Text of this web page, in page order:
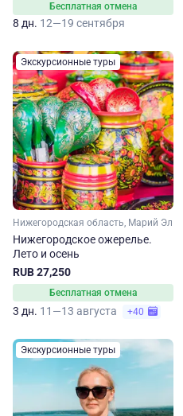
Бесплатная отмена
8 дн. 12—19 сентября
Экскурсионные туры
Нижегородская область, Марий Эл
Нижегородское ожерелье.
Лето и осень
RUB 27,250
Бесплатная отмена
3 дн. 11—13 августа +40
Экскурсионные туры